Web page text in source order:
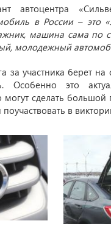
автоцентра
в России – это
машина сама по
молодежный
за участника берет
Особенно это
могут сделать
в